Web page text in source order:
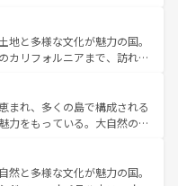
スイスならではのユニークな
だけでなく町歩きも満喫する
高いため物価も高いが、旅行
ともできる。 なお、新
一覧 を参照してほしい。
地と多様な文化が魅力の国。
カリフォルニアまで、訪れる
ョッピング、エンターテイ
スポットだ。一方、アメリカ
ランドキャニオンやイエロー
楽と美食が融合した独特の
カの各地域で異なる魅力を楽
まれ、多くの島で構成される
力をもっている。大自然の神
番の観光地といえばオアフ
ならマウイ島やカウアイ島が
然と多様な文化が魅力の国。